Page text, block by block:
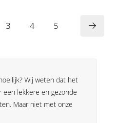
3 4 5
Wij weten dat het
een lekkere en gezonde
Maar niet met onze